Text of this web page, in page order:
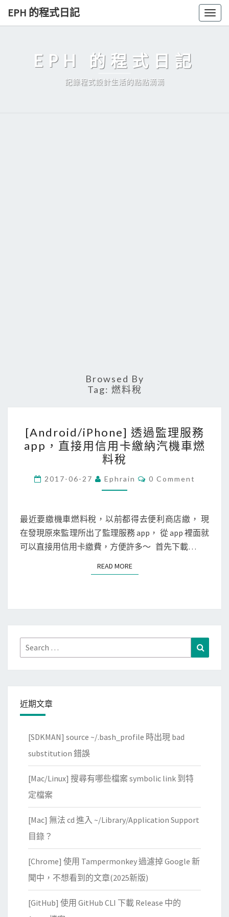
Skip
EPH 的程式日記
EPH 的程式日記
記錄程式設計生活的點點滴滴
Browsed By
Tag: 燃料稅
A
n
d
r
o
d
/
i
h
過
監
理
p
，
直
用
信
卡
繳
納
汽
機
[Android/iPhone] 透過監理服務
app，直接用信用卡繳納汽機車燃
料稅
2017-06-27 Ephrain
C
N
T
S
0 Comment
最近要繳機車燃料稅，以前都得去便利商店繳， 現
在發現原來監理所出了監理服務 app， 從 app 裡面就
可以直接用信用卡繳費，方便許多～ 首先下載…
READ MOREREAD MORE
Search
for:
近期文章
[SDKMAN] source ~/.bash_profile 時出現 bad
substitution 錯誤
[Mac/Linux] 搜尋有哪些檔案 symbolic link 到特
定檔案
[Mac] 無法 cd 進入 ~/Library/Application Support
目錄？
[Chrome] 使用 Tampermonkey 過濾掉 Google 新
聞中，不想看到的文章(2025新版)
[GitHub] 使用 GitHub CLI 下載 Release 中的